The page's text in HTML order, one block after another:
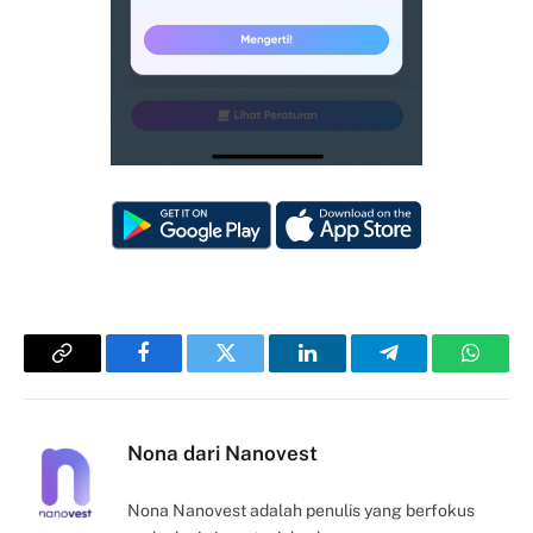
Copy
FacebookTwitter LinkedInTelegram
Nona dari Nanovest
Nona Nanovest adalah penulis yang berfokus